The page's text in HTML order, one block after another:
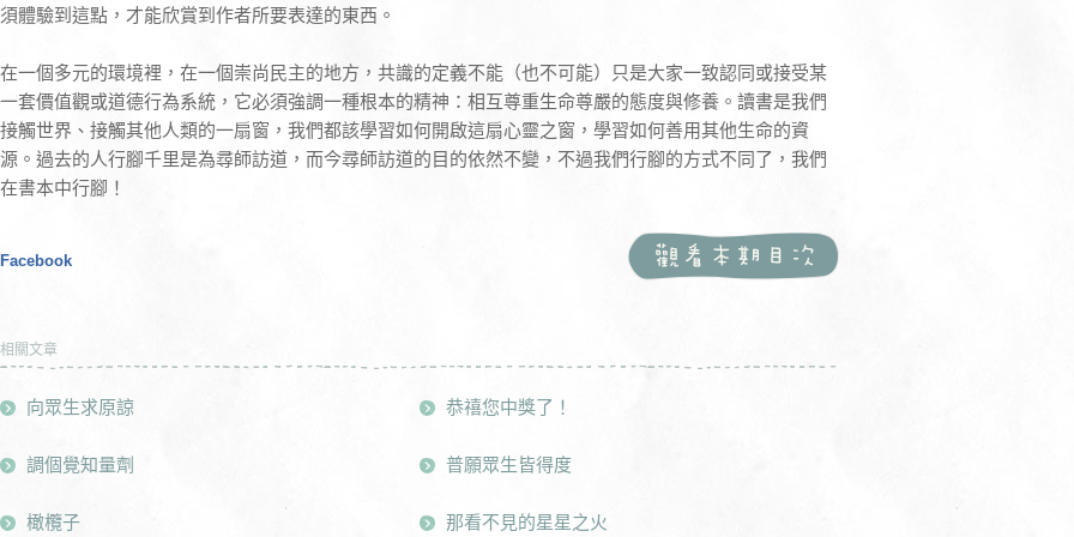
須體驗到這點，才能欣賞到作者所要表達的東西。
在一個多元的環境裡，在一個崇尚民主的地方，共識的定義不能（也不可能）只是大家一致認同或接受某
一套價值觀或道德行為系統，它必須強調一種根本的精神：相互尊重生命尊嚴的態度與修養。讀書是我們
接觸世界、接觸其他人類的一扇窗，我們都該學習如何開啟這扇心靈之窗，學習如何善用其他生命的資
源。過去的人行腳千里是為尋師訪道，而今尋師訪道的目的依然不變，不過我們行腳的方式不同了，我們
在書本中行腳！
Facebook
相關文章
向眾生求原諒
調個覺知量劑
橄欖子
恭禧您中獎了！
普願眾生皆得度
那看不見的星星之火